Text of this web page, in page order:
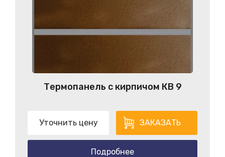
Термопанель с кирпичом КB 9
Уточнить цену ЗАКАЗАТЬ
Подробнее